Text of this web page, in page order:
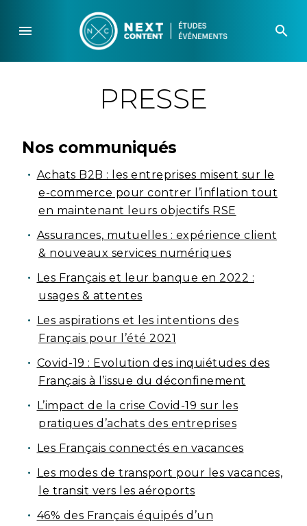
content
menu search
PRESSE
Nos communiqués
Achats B2B : les entreprises misent sur le
e-commerce pour contrer l’inflation tout
en maintenant leurs objectifs RSE
Assurances, mutuelles : expérience client
& nouveaux services numériques
Les Français et leur banque en 2022 :
usages & attentes
Les aspirations et les intentions des
Français pour l’été 2021
Covid-19 : Evolution des inquiétudes des
Français à l’issue du déconfinement
L’impact de la crise Covid-19 sur les
pratiques d’achats des entreprises
Les Français connectés en vacances
Les modes de transport pour les vacances,
le transit vers les aéroports
46% des Français équipés d’un